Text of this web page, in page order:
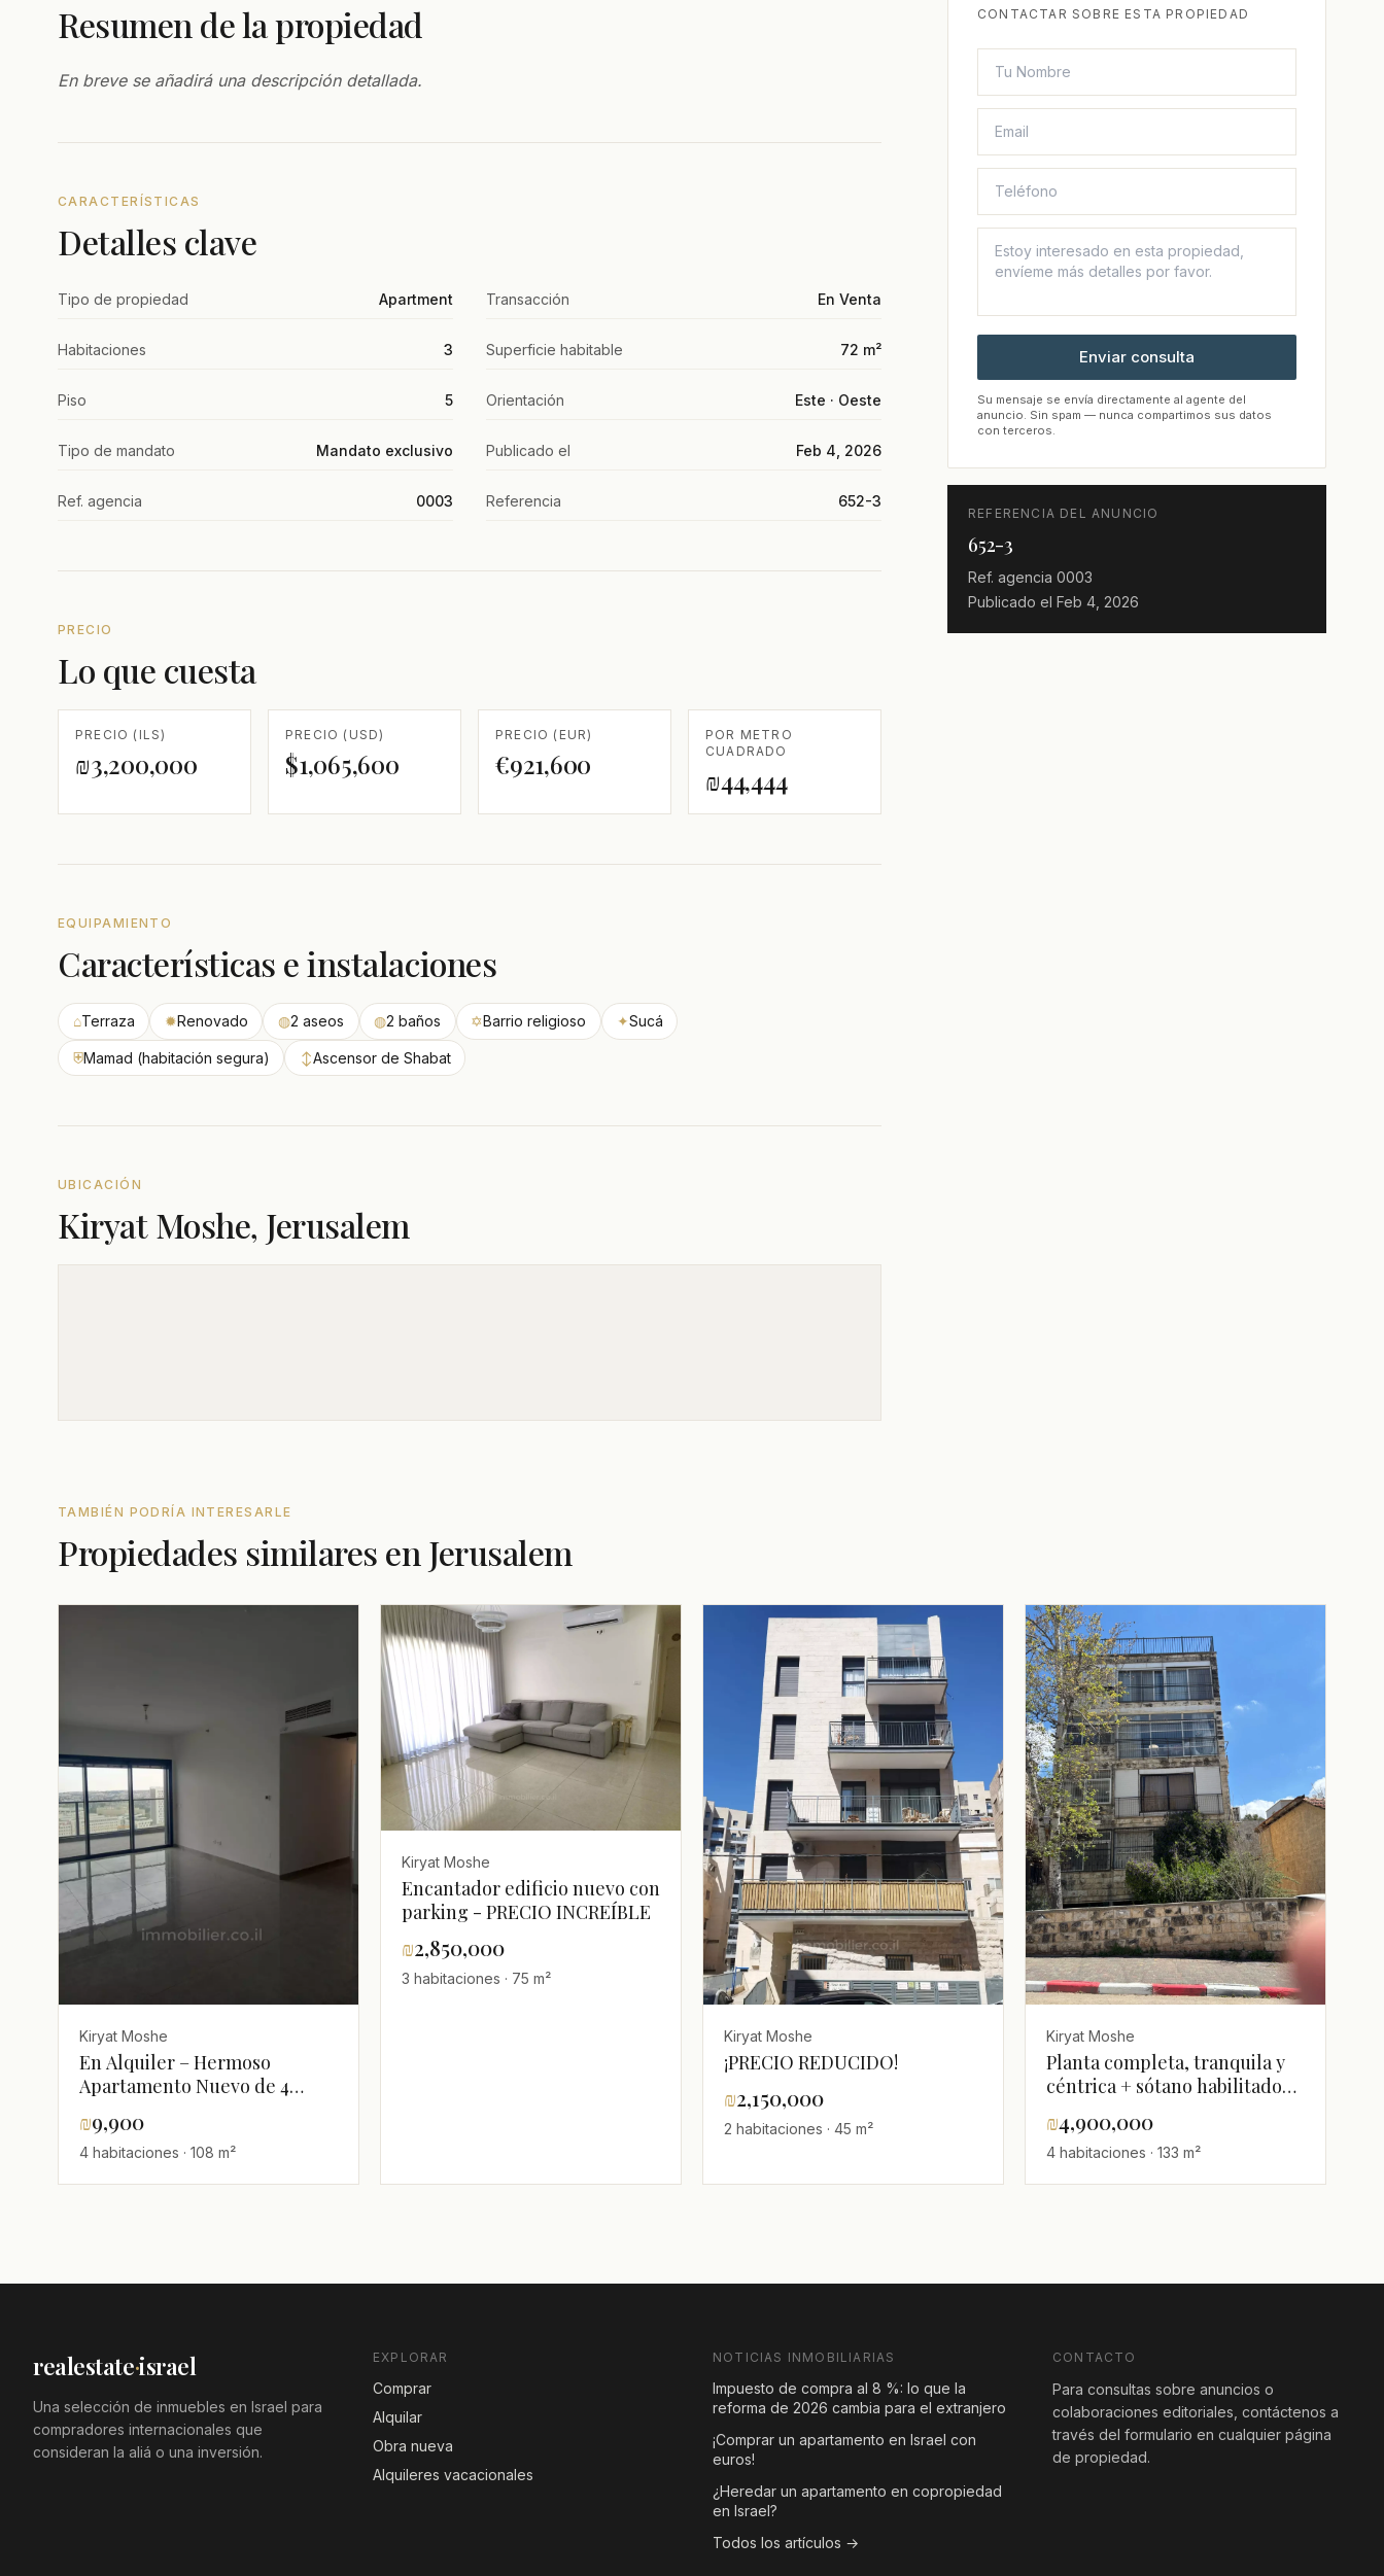
Resumen de la propiedad
En breve se añadirá una descripción detallada.
CARACTERÍSTICAS
Detalles clave
Tipo de propiedad Apartment Transacción En Venta
Habitaciones 3 Superficie habitable 72 m²
Piso 5 Orientación Este · Oeste
Tipo de mandato Mandato exclusivo Publicado el Feb 4, 2026
Ref. agencia 0003 Referencia 652-3
PRECIO
Lo que cuesta
PRECIO (ILS)
₪3,200,000
PRECIO (USD)
$1,065,600
PRECIO (EUR)
€921,600
POR METRO
CUADRADO
₪44,444
EQUIPAMIENTO
Características e instalaciones
⌂Terraza ✹Renovado ◍2 aseos ◍2 baños ✡Barrio religioso ✦Sucá
⛨Mamad (habitación segura) ↕Ascensor de Shabat
UBICACIÓN
Kiryat Moshe, Jerusalem
CONTACTAR SOBRE ESTA PROPIEDAD
Enviar consulta
Su mensaje se envía directamente al agente del
anuncio. Sin spam — nunca compartimos sus datos
con terceros.
REFERENCIA DEL ANUNCIO
652-3
Ref. agencia 0003
Publicado el Feb 4, 2026
TAMBIÉN PODRÍA INTERESARLE
Propiedades similares en Jerusalem
Kiryat Moshe
En Alquiler – Hermoso
Apartamento Nuevo de 4
Moshe, Jerusalén – Balcón 14
m², Piso 19
₪9,900
4 habitaciones · 108 m²
Kiryat Moshe
Encantador edificio nuevo con
parking - PRECIO INCREÍBLE
₪2,850,000
3 habitaciones · 75 m²
Kiryat Moshe
¡PRECIO REDUCIDO!
₪2,150,000
2 habitaciones · 45 m²
Kiryat Moshe
Planta completa, tranquila y
céntrica + sótano habilitado
₪4,900,000
4 habitaciones · 133 m²
realestate·israel
Una selección de inmuebles en Israel para
compradores internacionales que
consideran la aliá o una inversión.
EXPLORAR
Comprar
Alquilar
Obra nueva
Alquileres vacacionales
NOTICIAS INMOBILIARIAS
Impuesto de compra al 8 %: lo que la
reforma de 2026 cambia para el extranjero
¡Comprar un apartamento en Israel con
euros!
¿Heredar un apartamento en copropiedad
en Israel?
Todos los artículos →
CONTACTO
Para consultas sobre anuncios o
colaboraciones editoriales, contáctenos a
través del formulario en cualquier página
de propiedad.